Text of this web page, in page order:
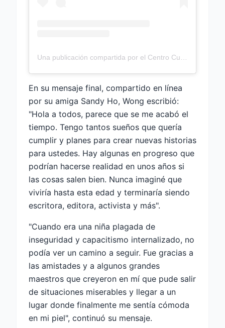
En su mensaje final, compartido en línea
por su amiga Sandy Ho, Wong escribió:
"Hola a todos, parece que se me acabó el
tiempo. Tengo tantos sueños que quería
cumplir y planes para crear nuevas historias
para ustedes. Hay algunas en progreso que
podrían hacerse realidad en unos años si
las cosas salen bien. Nunca imaginé que
viviría hasta esta edad y terminaría siendo
escritora, editora, activista y más".
"Cuando era una niña plagada de
inseguridad y capacitismo internalizado, no
podía ver un camino a seguir. Fue gracias a
las amistades y a algunos grandes
maestros que creyeron en mí que pude salir
de situaciones miserables y llegar a un
lugar donde finalmente me sentía cómoda
en mi piel", continuó su mensaje.